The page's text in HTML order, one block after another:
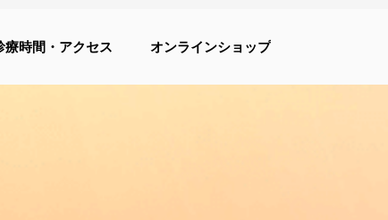
療時間・アクセス オンラインショップ